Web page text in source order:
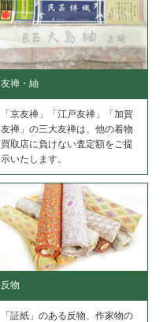
友禅・紬
「京友禅」「江戸友禅」「加賀
友禅」の三大友禅は、他の着物
買取店に負けない査定額をご提
示いたします。
反物
「証紙」のある反物、作家物の